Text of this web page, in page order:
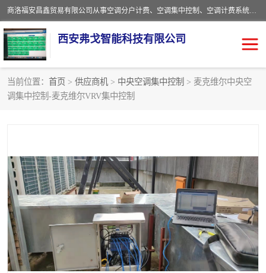
商洛福安昌鑫贸易有限公司从事空调分户计费、空调集中控制、空调计费系统、空调远程控制、中央空调分户计费、中央空调集中控制等产品的销售与安装。。语音控制，解放双手，让用户畅享安全、健康、便利、舒适、节能、愉悦的物联网智慧生活，我们竭诚为您提供住宅、别墅、公寓的智能家居化、智能办公化，智能酒店的解决方案。
西安弗戈智能科技有限公司
当前位置： 首页 > 供应商机 > 中央空调集中控制 > 麦克维尔中央空
调集中控制-麦克维尔VRV集中控制
中央空调集中控制
空调计费系统 空调分户计费
中央空调计费系统 空调分户计费系统